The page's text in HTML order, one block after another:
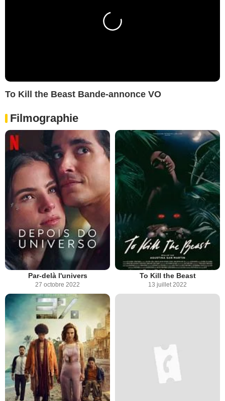
To Kill the Beast Bande-annonce VO
Filmographie
Par-delà l'univers
27 octobre 2022
To Kill the Beast
13 juillet 2022